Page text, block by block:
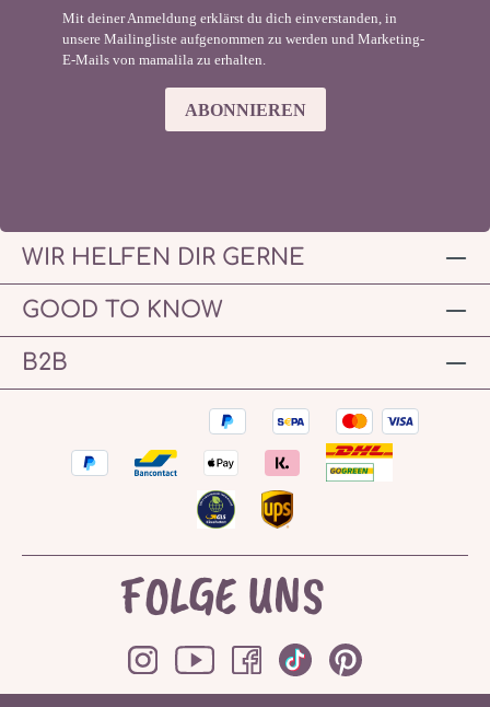
Mit deiner Anmeldung erklärst du dich einverstanden, in
unsere Mailingliste aufgenommen zu werden und Marketing-
E-Mails von mamalila zu erhalten.
ABONNIEREN
WIR HELFEN DIR GERNE
GOOD TO KNOW
B2B
FOLGE UNS